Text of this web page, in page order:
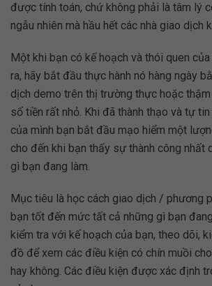
được tính toán, chứ không phải là tâm lý
ngẫu nhiên mà hầu hết các nhà giao dịch
Một khi bạn có kế hoạch và thói quen
ra, hãy bắt đầu thực hành nó hàng ngày
dịch demo trên thị trường thực hoặc
số tiền rất nhỏ. Khi đã thành thạo và tự
của mình bạn bắt đầu mạo hiểm một
cho đến khi bạn thấy sự thành công nhất
gì bạn đang làm.
Mục tiêu là học cách giao dịch / phương
bạn tốt đến mức tất cả những gì bạn
kiểm tra với kế hoạch của bạn, theo dõi,
đồ để xem các điều kiện có chín muồi
hay không. Các điều kiện được xác định